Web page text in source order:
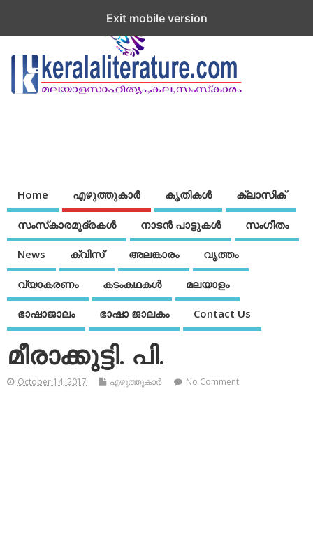
Home എഴുത്തുകാര്‍ കൃതികൾ ക്ലാസിക്
സംസ്‌കാരമുദ്രകള്‍ നാടന്‍ പാട്ടുകള്‍ സംഗീതം
News ക്വിസ് അലങ്കാരം വൃത്തം
വ്യാകരണം കടംകഥകള്‍ മലയാളം
ഭാഷാജാലം ഭാഷാ ജാലകം Contact Us
മീരാക്കുട്ടി. പി.
October 14, 2017 എഴുത്തുകാര്‍ No Comment
Exit mobile version